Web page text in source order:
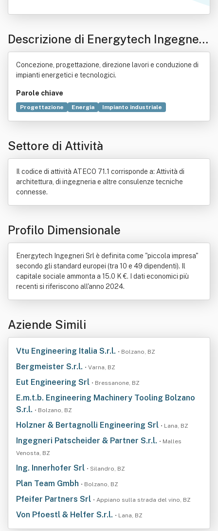
Descrizione di Energytech Ingegneri
Srl
Concezione, progettazione, direzione lavori e conduzione di
impianti energetici e tecnologici.
Parole chiave
Progettazione Energia
Impianto industriale
Italia
Legge Ricerca scientifica
Settore di Attività
Il codice di attività ATECO 71.1 corrisponde a: Attività di
architettura, di ingegneria e altre consulenze tecniche
connesse.
Profilo Dimensionale
Energytech Ingegneri Srl è definita come "piccola impresa"
secondo gli standard europei (tra 10 e 49 dipendenti). Il
capitale sociale ammonta a 15.0 K €. I dati economici più
recenti si riferiscono all'anno 2024.
Aziende Simili
Vtu Engineering Italia S.r.l. • Bolzano, BZ
Bergmeister S.r.l. • Varna, BZ
Eut Engineering Srl • Bressanone, BZ
E.m.t.b. Engineering Machinery Tooling Bolzano
S.r.l. • Bolzano, BZ
Holzner & Bertagnolli Engineering Srl • Lana, BZ
Ingegneri Patscheider & Partner S.r.l. • Malles
Venosta, BZ
Ing. Innerhofer Srl • Silandro, BZ
Plan Team Gmbh • Bolzano, BZ
Pfeifer Partners Srl • Appiano sulla strada del vino, BZ
Von Pfoestl & Helfer S.r.l. • Lana, BZ